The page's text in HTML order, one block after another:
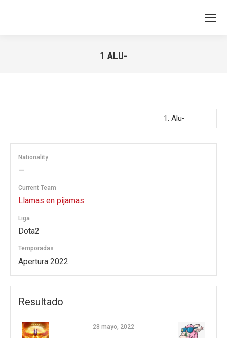
1 ALU-
Nationality
—
Current Team
Llamas en pijamas
Liga
Dota2
Temporadas
Apertura 2022
Resultado
28 mayo, 2022